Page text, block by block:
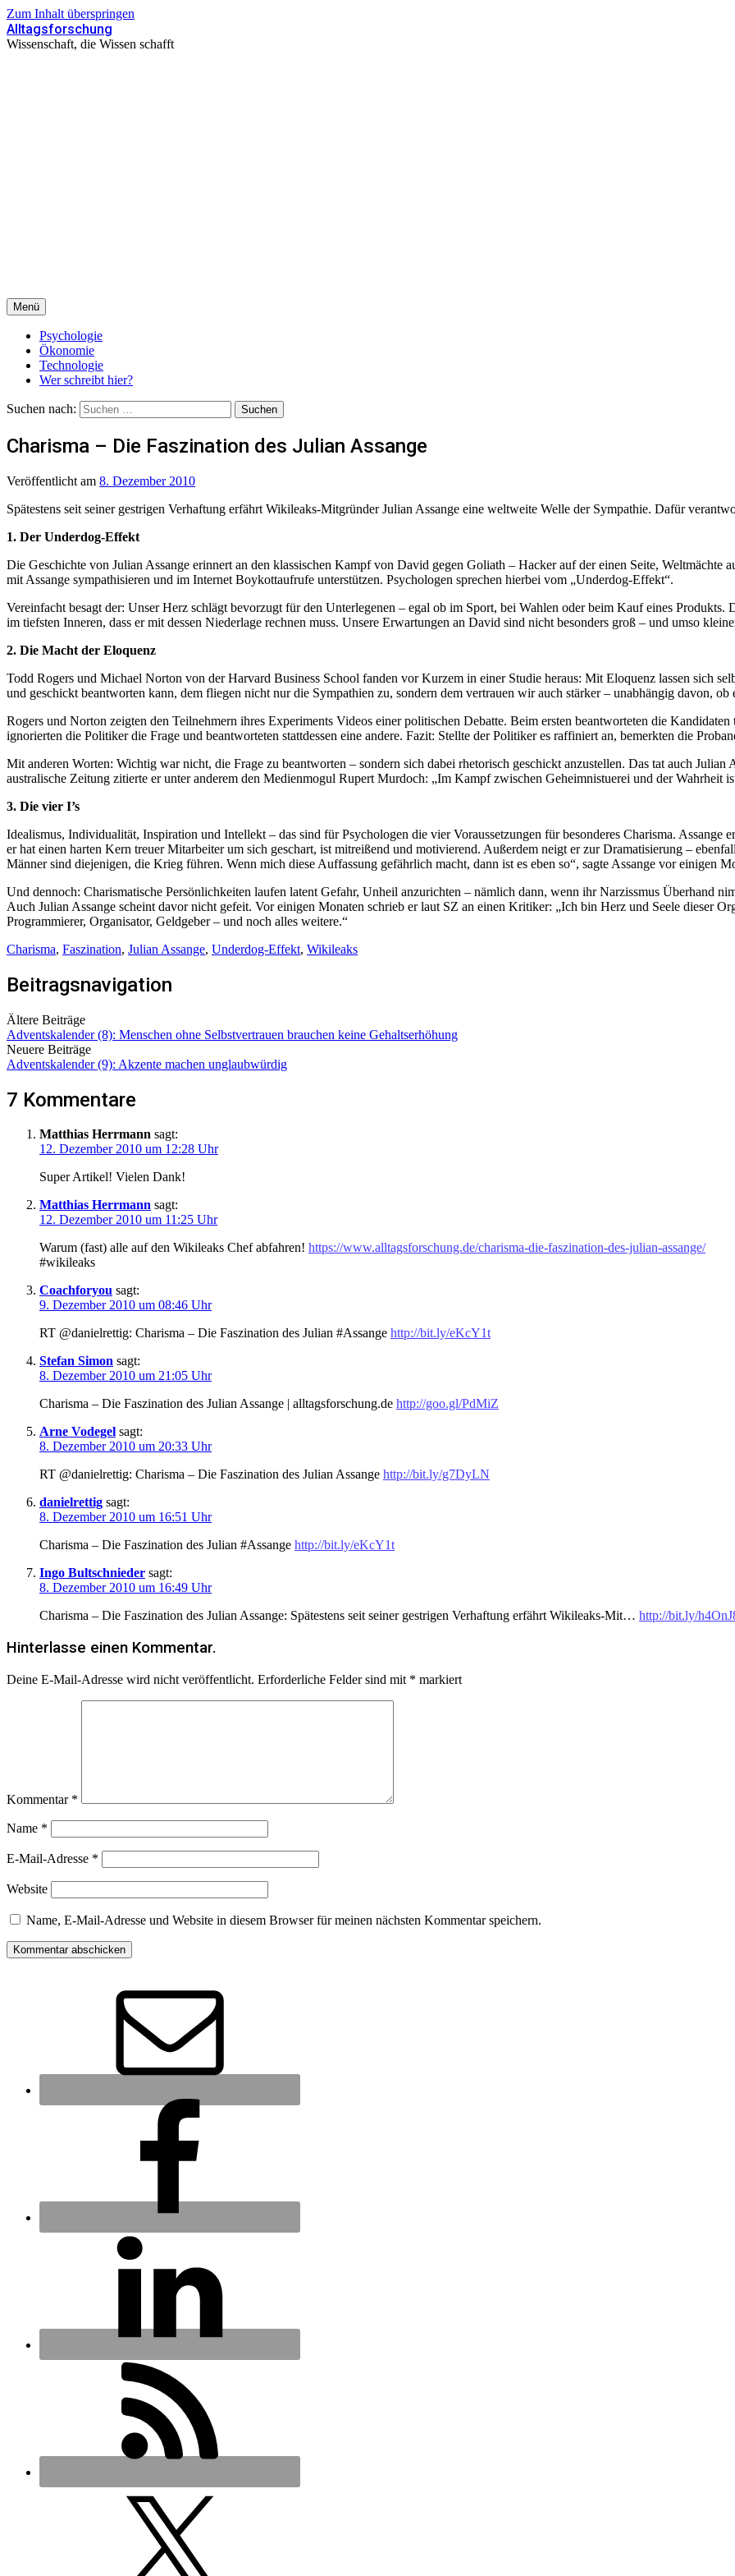
Zum Inhalt überspringen
Alltagsforschung
Wissenschaft, die Wissen schafft
Menü
Psychologie
Ökonomie
Technologie
Wer schreibt hier?
Suchen nach:
Charisma – Die Faszination des Julian Assange
Veröffentlicht am 8. Dezember 2010
Spätestens seit seiner gestrigen Verhaftung erfährt Wikileaks-Mitgründer Julian Assange eine weltweite Welle der Sympathie. Dafür
1. Der Underdog-Effekt
Die Geschichte von Julian Assange erinnert an den klassischen Kampf von David gegen Goliath – Hacker auf der einen Seite, Weltmächte
mit Assange sympathisieren und im Internet Boykottaufrufe unterstützen. Psychologen sprechen hierbei vom „Underdog-Effekt“.
Vereinfacht besagt der: Unser Herz schlägt bevorzugt für den Unterlegenen – egal ob im Sport, bei Wahlen oder beim Kauf eines
im tiefsten Inneren, dass er mit dessen Niederlage rechnen muss. Unsere Erwartungen an David sind nicht besonders groß – und umso
2. Die Macht der Eloquenz
Todd Rogers und Michael Norton von der Harvard Business School fanden vor Kurzem in einer Studie heraus: Mit Eloquenz lassen sich
und geschickt beantworten kann, dem fliegen nicht nur die Sympathien zu, sondern dem vertrauen wir auch stärker – unabhängig davon, ob
Rogers und Norton zeigten den Teilnehmern ihres Experiments Videos einer politischen Debatte. Beim ersten beantworteten die
ignorierten die Politiker die Frage und beantworteten stattdessen eine andere. Fazit: Stellte der Politiker es raffiniert an, bemerkten die
Mit anderen Worten: Wichtig war nicht, die Frage zu beantworten – sondern sich dabei rhetorisch geschickt anzustellen. Das tat auch Julian
australische Zeitung zitierte er unter anderem den Medienmogul Rupert Murdoch: „Im Kampf zwischen Geheimnistuerei und derWahrheit
3. Die vier I’s
Idealismus, Individualität, Inspiration und Intellekt – das sind für Psychologen die vier Voraussetzungen für besonderes Charisma. Assange
er hat einen harten Kern treuer Mitarbeiter um sich geschart, ist mitreißend und motivierend. Außerdem neigt er zur Dramatisierung –
Männer sind diejenigen, die Krieg führen. Wenn mich diese Auffassung gefährlich macht, dann ist es eben so“, sagte Assange vor einigen
Und dennoch: Charismatische Persönlichkeiten laufen latent Gefahr, Unheil anzurichten – nämlich dann, wenn ihr Narzissmus Überhand
Auch Julian Assange scheint davor nicht gefeit. Vor einigen Monaten schrieb er laut SZ an einen Kritiker: „Ich bin Herz und Seele dieser
Programmierer, Organisator, Geldgeber – und noch alles weitere.“
Charisma, Faszination, Julian Assange, Underdog-Effekt, Wikileaks
Beitragsnavigation
Ältere Beiträge
Adventskalender (8): Menschen ohne Selbstvertrauen brauchen keine Gehaltserhöhung
Neuere Beiträge
Adventskalender (9): Akzente machen unglaubwürdig
7 Kommentare
Matthias Herrmann sagt:
12. Dezember 2010 um 12:28 Uhr
Super Artikel! Vielen Dank!
Matthias Herrmann sagt:
12. Dezember 2010 um 11:25 Uhr
Warum (fast) alle auf den Wikileaks Chef abfahren! https://www.alltagsforschung.de/charisma-die-faszination-des-julian-assange/
#wikileaks
Coachforyou sagt:
9. Dezember 2010 um 08:46 Uhr
RT @danielrettig: Charisma – Die Faszination des Julian #Assange http://bit.ly/eKcY1t
Stefan Simon sagt:
8. Dezember 2010 um 21:05 Uhr
Charisma – Die Faszination des Julian Assange | alltagsforschung.de http://goo.gl/PdMiZ
Arne Vodegel sagt:
8. Dezember 2010 um 20:33 Uhr
RT @danielrettig: Charisma – Die Faszination des Julian Assange http://bit.ly/g7DyLN
danielrettig sagt:
8. Dezember 2010 um 16:51 Uhr
Charisma – Die Faszination des Julian #Assange http://bit.ly/eKcY1t
Ingo Bultschnieder sagt:
8. Dezember 2010 um 16:49 Uhr
Charisma – Die Faszination des Julian Assange: Spätestens seit seiner gestrigen Verhaftung erfährt Wikileaks-Mit… http://bit.ly/
Hinterlasse einen Kommentar.
Deine E-Mail-Adresse wird nicht veröffentlicht. Erforderliche Felder sind mit * markiert
Kommentar *
Name *
E-Mail-Adresse *
Website
Name, E-Mail-Adresse und Website in diesem Browser für meinen nächsten Kommentar speichern.